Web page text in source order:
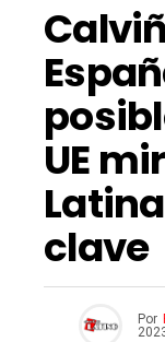
UE
clave
Por